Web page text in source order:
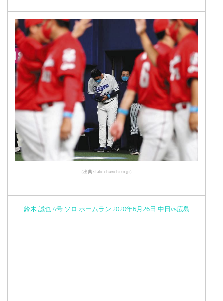
（出典 static.chunichi.co.jp）
鈴木 誠也 4号 ソロ ホームラン 2020年6月26日 中日vs広島